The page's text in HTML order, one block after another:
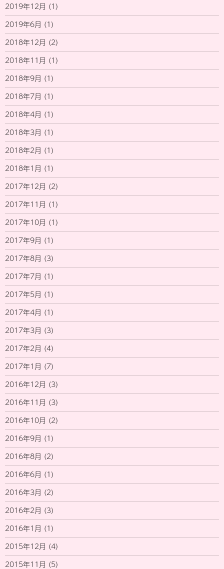
2019年12月 (1)
2019年6月 (1)
2018年12月 (2)
2018年11月 (1)
2018年9月 (1)
2018年7月 (1)
2018年4月 (1)
2018年3月 (1)
2018年2月 (1)
2018年1月 (1)
2017年12月 (2)
2017年11月 (1)
2017年10月 (1)
2017年9月 (1)
2017年8月 (3)
2017年7月 (1)
2017年5月 (1)
2017年4月 (1)
2017年3月 (3)
2017年2月 (4)
2017年1月 (7)
2016年12月 (3)
2016年11月 (3)
2016年10月 (2)
2016年9月 (1)
2016年8月 (2)
2016年6月 (1)
2016年3月 (2)
2016年2月 (3)
2016年1月 (1)
2015年12月 (4)
2015年11月 (5)